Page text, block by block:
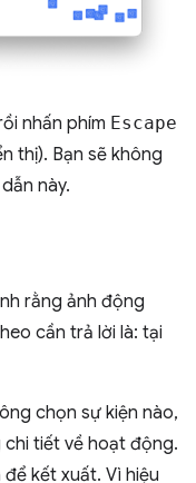
nhấn phím Escape
thị). Bạn sẽ không
này.
rằng ảnh động
cần trả lời là: tại
chọn sự kiện nào,
tiết về hoạt động.
kết xuất. Vì hiệu